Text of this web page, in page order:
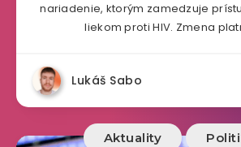
nariadenie, ktorým zamedzuje
liekom proti HIV. Zmena
Lukáš Sabo
Aktuality